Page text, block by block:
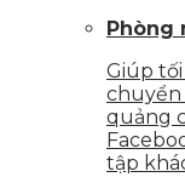
Phòng
Giúp
chuyển
quảng
tập